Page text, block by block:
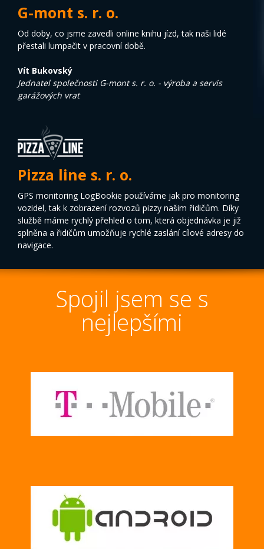
G-mont s. r. o.
Od doby, co jsme zavedli online knihu jízd, tak naši lidé
přestali lumpačit v pracovní době.
Vít Bukovský
Jednatel společnosti G-mont s. r. o. - výroba a servis
garážových vrat
Pizza line s. r. o.
GPS monitoring LogBookie používáme jak pro monitoring
vozidel, tak k zobrazení rozvozů pizzy našim řidičům. Díky
službě máme rychlý přehled o tom, která objednávka je již
splněna a řidičům umožňuje rychlé zaslání cílové adresy do
navigace.
Spojil jsem se s
nejlepšími